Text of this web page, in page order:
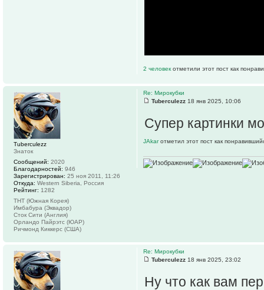
2 человек отметили этот пост как
Re: Мирокубки
Tuberculezz 18 янв 2025, 10:06
Супер картинки
JAkarотметил этот пост как
Tuberculezz
Знаток
Сообщений: 2020
Благодарностей: 946
Зарегистрирован: 25 ноя 2011, 11:26
Откуда: Western Siberia, Россия
Рейтинг: 1282
ТНТ (Южная Корея)
Имбабура (Эквадор)
Сток Сити (Англия)
Орландо Пайрэтс (ЮАР)
Ричмонд Киккерс (США)
Re: Мирокубки
Tuberculezz 18 янв 2025, 23:02
Ну что как вам